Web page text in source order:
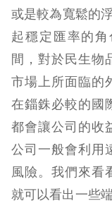
或是較為寬鬆的
起穩定匯率的
間，對於民生物
市場上所面臨的
在錙銖必較的國
都會讓公司的收
公司一般會利用
風險。我們來看
就可以看出一些端